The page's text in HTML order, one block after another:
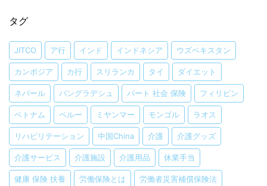
タグ
JITCO ア行 インド インドネシア ウズベキスタン
カンボジア カ行 スリランカ タイ ダイエット
ネパール バングラデシュ パート 社会 保険 フィリピン
ベトナム ペルー ミヤンマー モンゴル ラオス
リハビリテーション 中国China 介護 介護グッズ
介護サービス 介護施設 介護用品 休業手当
健康 保険 扶養 労働保険とは 労働者災害補償保険法